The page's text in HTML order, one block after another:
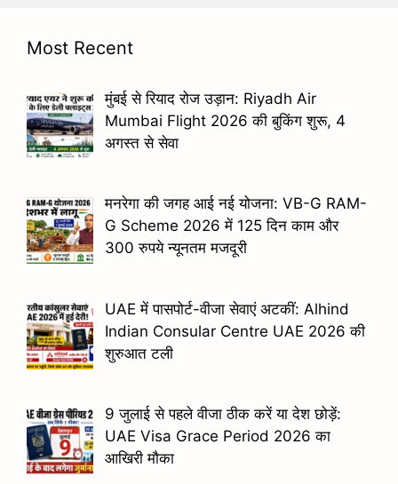
Most Recent
मुंबई से रियाद रोज उड़ान: Riyadh Air
Mumbai Flight 2026 की बुकिंग शुरू, 4
अगस्त से सेवा
मनरेगा की जगह आई नई योजना: VB-G RAM-
G Scheme 2026 में 125 दिन काम और
300 रुपये न्यूनतम मजदूरी
UAE में पासपोर्ट-वीजा सेवाएं अटकीं: Alhind
Indian Consular Centre UAE 2026 की
शुरुआत टली
9 जुलाई से पहले वीजा ठीक करें या देश छोड़ें:
UAE Visa Grace Period 2026 का
आखिरी मौका